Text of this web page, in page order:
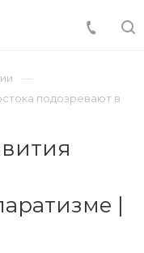
подозревают в
|